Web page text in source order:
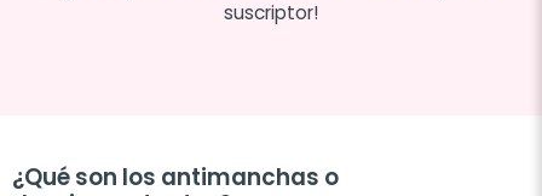
suscriptor!
¿Qué son los antimanchas o